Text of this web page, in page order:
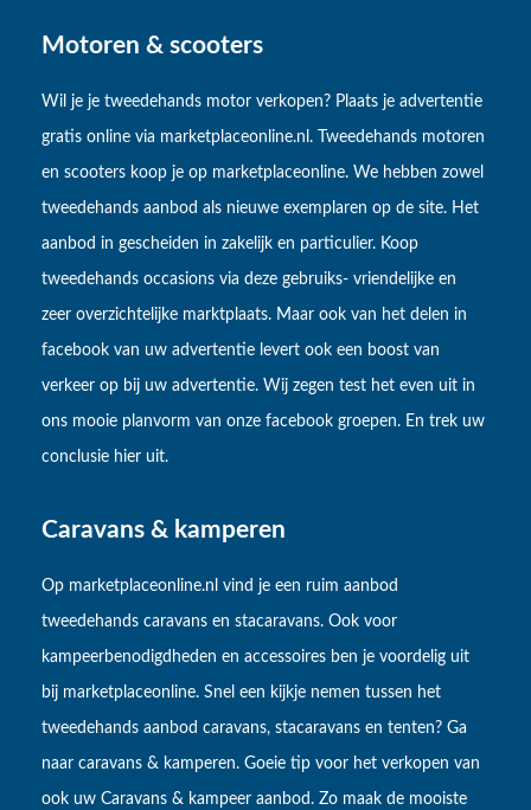
Motoren & scooters
Wil je je tweedehands motor verkopen? Plaats je advertentie
gratis online via marketplaceonline.nl. Tweedehands motoren
en scooters koop je op marketplaceonline. We hebben zowel
tweedehands aanbod als nieuwe exemplaren op de site. Het
aanbod in gescheiden in zakelijk en particulier. Koop
tweedehands occasions via deze gebruiks- vriendelijke en
zeer overzichtelijke marktplaats. Maar ook van het delen in
facebook van uw advertentie levert ook een boost van
verkeer op bij uw advertentie. Wij zegen test het even uit in
ons mooie planvorm van onze facebook groepen. En trek uw
conclusie hier uit.
Caravans & kamperen
Op marketplaceonline.nl vind je een ruim aanbod
tweedehands caravans en stacaravans. Ook voor
kampeerbenodigdheden en accessoires ben je voordelig uit
bij marketplaceonline. Snel een kijkje nemen tussen het
tweedehands aanbod caravans, stacaravans en tenten? Ga
naar caravans & kamperen. Goeie tip voor het verkopen van
ook uw Caravans & kampeer aanbod. Zo maak de mooiste